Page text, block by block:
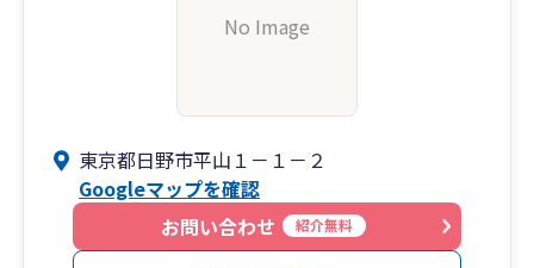
No Image
東京都日野市平山１－１－２
Googleマップを確認
お問い合わせ
紹介無料